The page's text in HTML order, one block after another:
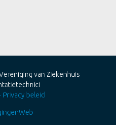
van Ziekenhuis
Privacy beleid